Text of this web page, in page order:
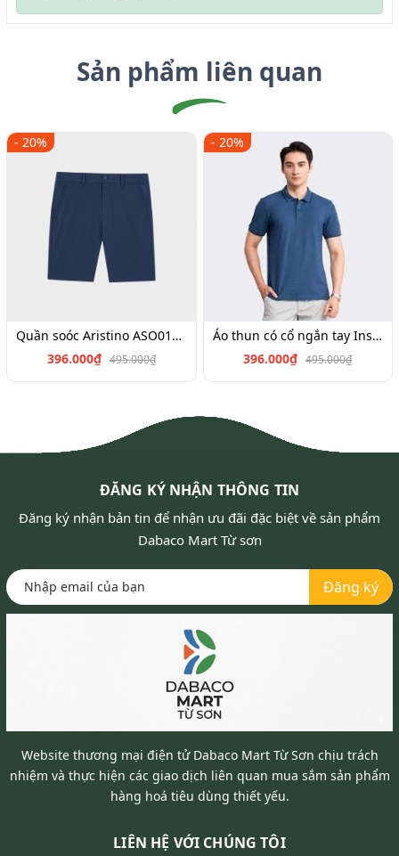
Sản phẩm liên quan
- 20%
Quần soóc Aristino ASO017S3,Insidemen SO026S3,ISO025S3
396.000₫ 495.000₫
- 20%
Áo thun có cổ ngắn tay Insidemen IPS040S3, IPS034S3,IPS022S3,IPS019S3,IPS064S2
396.000₫ 495.000₫
ĐĂNG KÝ NHẬN THÔNG TIN
Đăng ký nhận bản tin để nhận ưu đãi đặc biệt về sản phẩm
Dabaco Mart Từ sơn
Đăng ký
Website thương mại điện tử Dabaco Mart Từ Sơn chịu trách
nhiệm và thực hiện các giao dịch liên quan mua sắm sản phẩm
hàng hoá tiêu dùng thiết yếu.
LIÊN HỆ VỚI CHÚNG TÔI